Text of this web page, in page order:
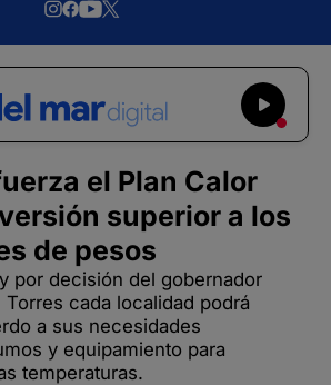
el Plan Calor
superior a los
de pesos
por decisión del gobernador
cada localidad podrá
a sus necesidades
y equipamiento para
temperaturas.